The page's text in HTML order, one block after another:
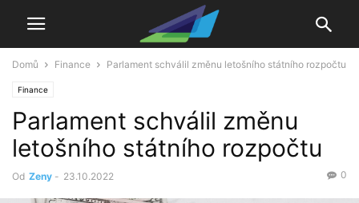
Domů Finance Parlament schválil změnu letošního státního rozpočtu
Finance
Parlament schválil změnu
letošního státního rozpočtu
Od Zeny - 23.10.2022 0